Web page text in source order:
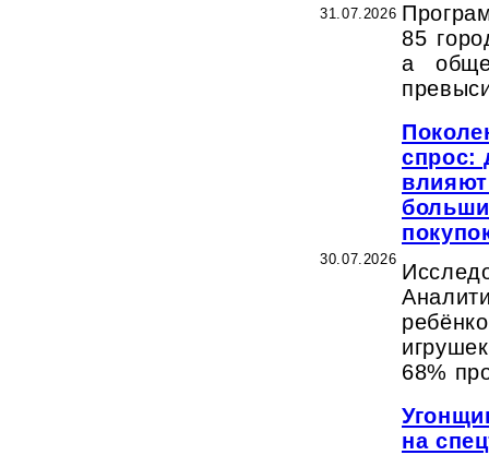
31.07.2026
85
а
30.07.2026
спрос:
68%
на